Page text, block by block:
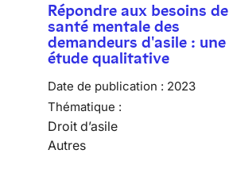
Répondre aux besoins de
santé mentale des
demandeurs d'asile : une
étude qualitative
Date de publication : 2023
Thématique :
Droit d’asile
Autres